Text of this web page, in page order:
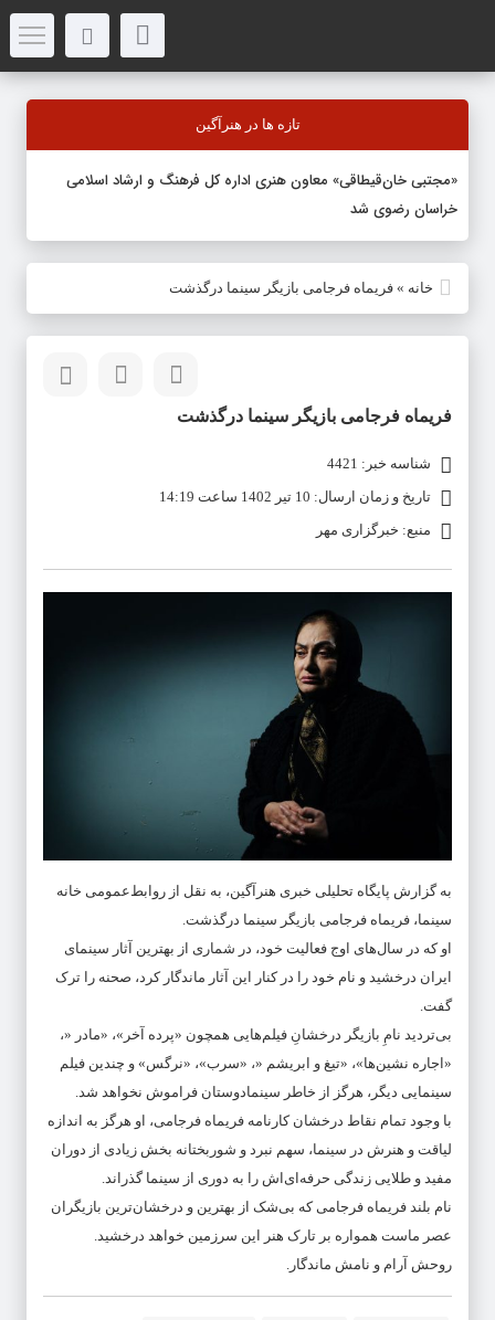
تازه ها در هنرآگین
«مجتبی خان‌قیطاقی» معاون هنری اداره کل فرهنگ و ارشاد اسلامی
خراسان رضوی شد
خانه » فریماه فرجامی بازیگر سینما درگذشت
فریماه فرجامی بازیگر سینما درگذشت
شناسه خبر: 4421
تاریخ و زمان ارسال: 10 تیر 1402 ساعت 14:19
منبع: خبرگزاری مهر
به گزارش پایگاه تحلیلی خبری هنرآگین، به نقل از روابط‌عمومی خانه
سینما، فریماه فرجامی بازیگر سینما درگذشت.
او که در سال‌های اوج فعالیت خود، در شماری از بهترین آثار سینمای
ایران درخشید و نام خود را در کنار این آثار ماندگار کرد، صحنه را ترک
گفت.
بی‌تردید نامِ بازیگر درخشانِ فیلم‌هایی همچون «پرده آخر»، «مادر «،
«اجاره نشین‌ها»، «تیغ و ابریشم «، «سرب»، «نرگس» و چندین فیلم
سینمایی دیگر، هرگز از خاطر سینمادوستان فراموش نخواهد شد.
با وجود تمام نقاط درخشان کارنامه فریماه فرجامی، او هرگز به اندازه
لیاقت و هنرش در سینما، سهم نبرد و شوربختانه بخش زیادی از دوران
مفید و طلایی زندگی حرفه‌ای‌اش را به دوری از سینما گذراند.
نام بلند فریماه فرجامی که بی‌شک از بهترین و درخشان‌ترین بازیگران
عصر ماست همواره بر تارک هنر این سرزمین خواهد درخشید.
روحش آرام و نامش ماندگار.